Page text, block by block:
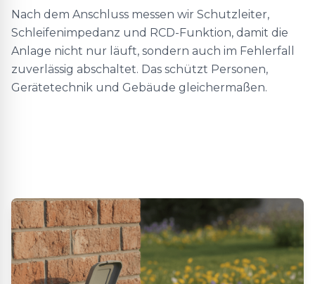
Nach dem Anschluss messen wir Schutzleiter,
Schleifenimpedanz und RCD-Funktion, damit die
Anlage nicht nur läuft, sondern auch im Fehlerfall
zuverlässig abschaltet. Das schützt Personen,
Gerätetechnik und Gebäude gleichermaßen.